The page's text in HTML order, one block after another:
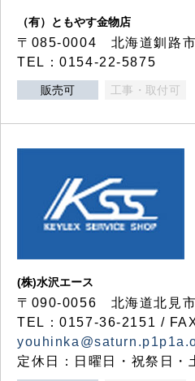
（有）ともやす金物店
〒085-0004 北海道釧路
TEL：0154-22-5875
販売可 工事・取付可
(株)水沢エース
〒090-0056 北海道北見
TEL：0157-36-2151 /
定休日：日曜日・祝祭日・